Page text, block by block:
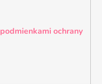
podmienkami ochrany